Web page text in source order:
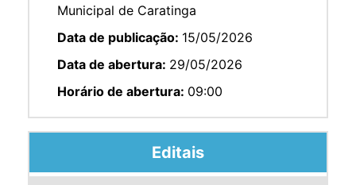
Municipal de Caratinga
Data de publicação: 15/05/2026
Data de abertura: 29/05/2026
Horário de abertura: 09:00
Editais